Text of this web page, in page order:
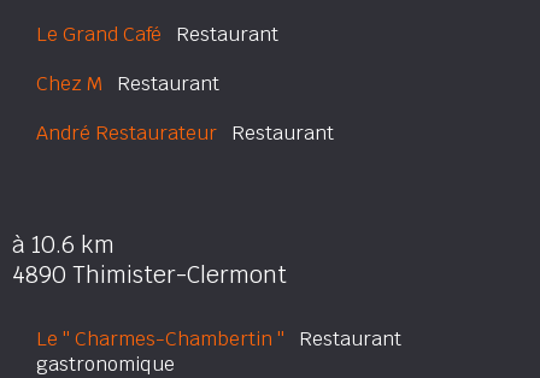
Le Grand Café Restaurant
Chez M Restaurant
André Restaurateur Restaurant
à 10.6 km
4890 Thimister-Clermont
Le '' Charmes-Chambertin '' Restaurant
gastronomique